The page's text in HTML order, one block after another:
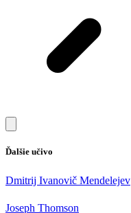
Ďalšie učivo
Dmitrij Ivanovič Mendelejev
Joseph Thomson